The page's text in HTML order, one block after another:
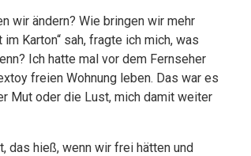
wir ändern? Wie bringen wir mehr
Karton“ sah, fragte ich mich, was
Ich hatte mal vor dem Fernseher
freien Wohnung leben. Das war es
Mut oder die Lust, mich damit weiter
das hieß, wenn wir frei hätten und